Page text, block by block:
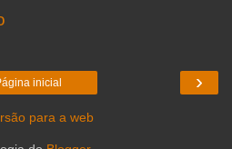
›
inicial
para a web